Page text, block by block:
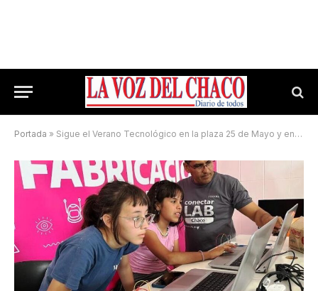
Portada » Sigue el Verano Tecnológico en la plaza 25 de Mayo y en Educar Lab en Fontana